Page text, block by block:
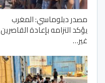
مصدر دبلوماسي: المغرب
يؤكد التزامه بإعادة القاصرين
غير…